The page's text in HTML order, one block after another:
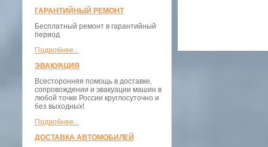
ГАРАНТИЙНЫЙ РЕМОНТ
Бесплатный ремонт в гарантийный
период
Подробнее...
ЭВАКУАЦИЯ
Всесторонняя помощь в доставке,
сопровождении и эвакуации машин в
любой точке России круглосуточно и
без выходных!
Подробнее...
ДОСТАВКА АВТОМОБИЛЕЙ